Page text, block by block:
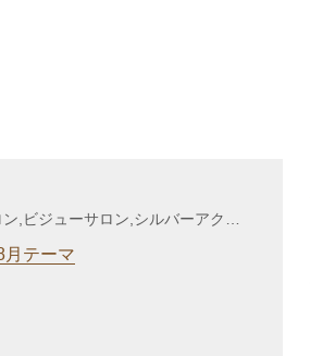
,ビジューサロン,シルバーアクセ
ラーセラピー講座,gris-gris c.
月テーマ